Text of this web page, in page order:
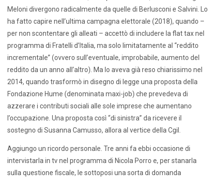
Meloni divergono radicalmente da quelle di Berlusconi e Salvini. Lo
ha fatto capire nell’ultima campagna elettorale (2018), quando –
per non scontentare gli alleati – accettò di includere la flat tax nel
programma di Fratelli d’Italia, ma solo limitatamente al “reddito
incrementale” (ovvero sull’eventuale, improbabile, aumento del
reddito da un anno all’altro). Ma lo aveva già reso chiarissimo nel
2014, quando trasformò in disegno di legge una proposta della
Fondazione Hume (denominata maxi-job) che prevedeva di
azzerare i contributi sociali alle sole imprese che aumentano
l’occupazione. Una proposta così “di sinistra” da ricevere il
sostegno di Susanna Camusso, allora al vertice della Cgil.
Aggiungo un ricordo personale. Tre anni fa ebbi occasione di
intervistarla in tv nel programma di Nicola Porro e, per stanarla
sulla questione fiscale, le sottoposi una sorta di domanda